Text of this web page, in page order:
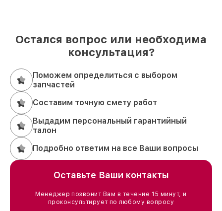
Остался вопрос или необходима
консультация?
Поможем определиться с выбором
запчастей
Составим точную смету работ
Выдадим персональный гарантийный
талон
Подробно ответим на все Ваши вопросы
Оставьте Ваши контакты
Менеджер позвонит Вам в течение 15 минут, и
проконсультирует по любому вопросу